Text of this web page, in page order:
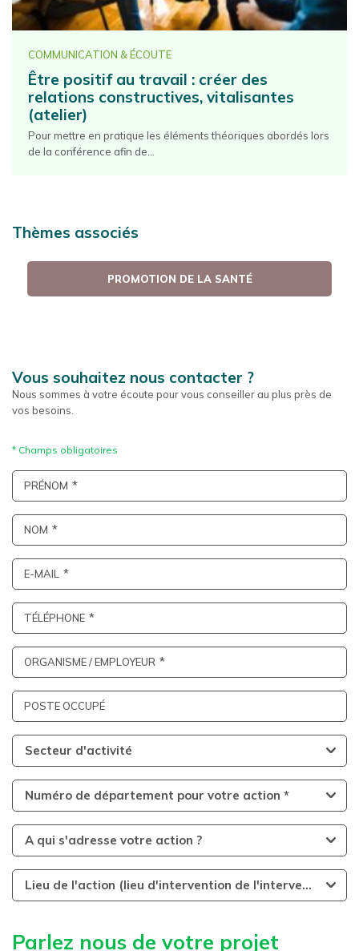
COMMUNICATION & ÉCOUTE
Être positif au travail : créer des
relations constructives, vitalisantes
(atelier)
Pour mettre en pratique les éléments théoriques abordés lors
de la conférence afin de...
Thèmes associés
PROMOTION DE LA SANTÉ
Vous souhaitez nous contacter ?
Nous sommes à votre écoute pour vous conseiller au plus près de
vos besoins.
PRÉNOM
NOM
E-MAIL
TÉLÉPHONE
ORGANISME / EMPLOYEUR
POSTE OCCUPÉ
Secteur d'activité
Numéro de département pour votre action *
A qui s'adresse votre action ?
Lieu de l'action (lieu d'intervention de l'intervenant)
Parlez nous de votre projet